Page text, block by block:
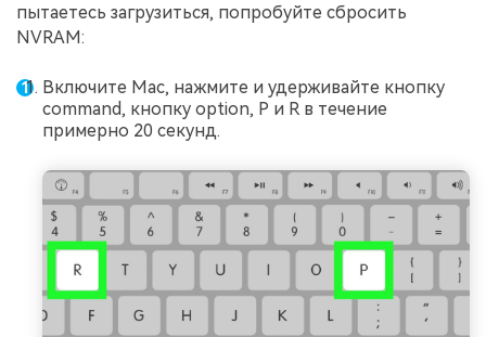
пытаетесь загрузиться, попробуйте сбросить
NVRAM:
Включите Mac, нажмите и удерживайте кнопку
command, кнопку option, P и R в течение
примерно 20 секунд.